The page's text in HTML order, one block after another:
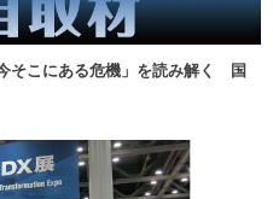
そこにある危機」を読み解く 国